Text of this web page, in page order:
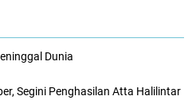
Dunia
Segini Penghasilan Atta Halilintar